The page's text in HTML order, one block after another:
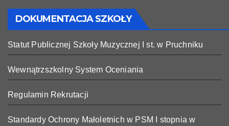
DOKUMENTACJA SZKOŁY
Statut Publicznej Szkoły Muzycznej I st. w Pruchniku
Wewnątrzszkolny System Oceniania
Regulamin Rekrutacji
Standardy Ochrony Małoletnich w PSM I stopnia w